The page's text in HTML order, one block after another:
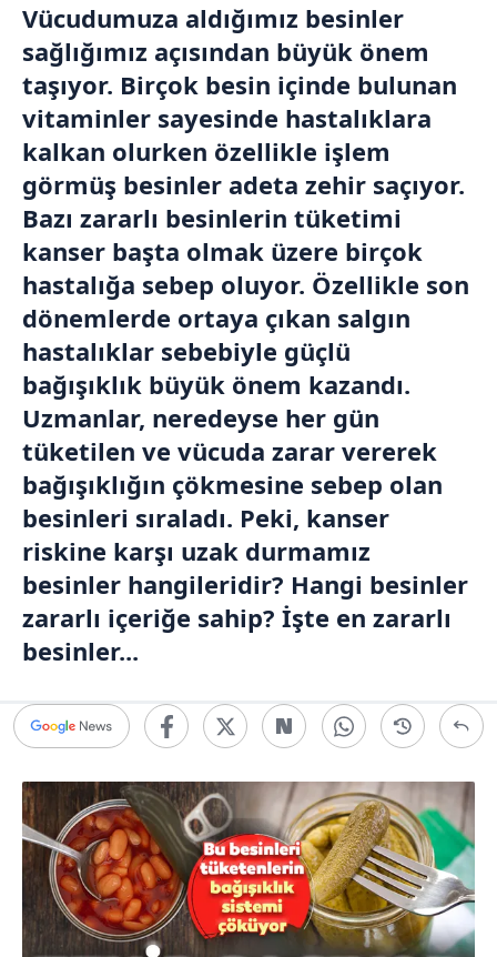
Vücudumuza aldığımız besinler
sağlığımız açısından büyük önem
taşıyor. Birçok besin içinde bulunan
vitaminler sayesinde hastalıklara
kalkan olurken özellikle işlem
görmüş besinler adeta zehir saçıyor.
Bazı zararlı besinlerin tüketimi
kanser başta olmak üzere birçok
hastalığa sebep oluyor. Özellikle son
dönemlerde ortaya çıkan salgın
hastalıklar sebebiyle güçlü
bağışıklık büyük önem kazandı.
Uzmanlar, neredeyse her gün
tüketilen ve vücuda zarar vererek
bağışıklığın çökmesine sebep olan
besinleri sıraladı. Peki, kanser
riskine karşı uzak durmamız
besinler hangileridir? Hangi besinler
zararlı içeriğe sahip? İşte en zararlı
besinler...